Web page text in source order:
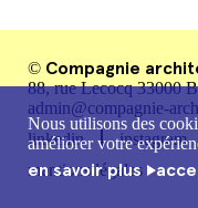
Nous utilisons des
améliorer votre
en savoir plus
© Compagnie
88, rue Lecocq 33000
admin@compagnie-
linkedin
instagram
mentions légales